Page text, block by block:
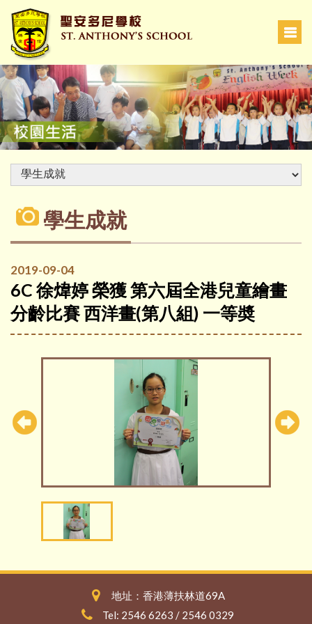
學生成就
2019-09-04
6C 徐煒婷 榮獲 第六屆全港兒童繪畫
分齡比賽 西洋畫(第八組) 一等奬
地址：香港薄扶林道69A
Tel: 2546 6263 / 2546 0329